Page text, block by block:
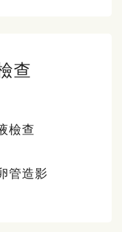
查
檢查
管造影